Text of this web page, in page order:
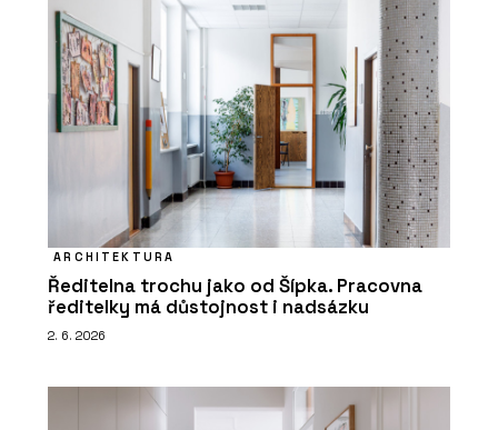
ARCHITEKTURA
Ředitelna trochu jako od Šípka. Pracovna
ředitelky má důstojnost i nadsázku
2. 6. 2026